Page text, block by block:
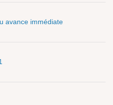
avance immédiate